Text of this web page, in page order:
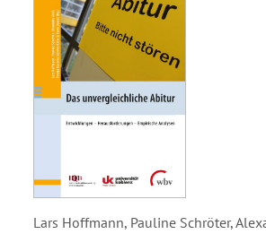
Lars Hoffmann, Pauline Schröter,